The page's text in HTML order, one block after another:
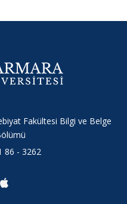
dikkatine
Fakültesi Bilgi ve Belge
86 - 3262